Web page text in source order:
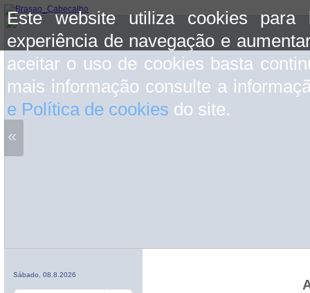
Este website utiliza cookies para
experiência de navegação e
aceitar o uso de cookies basta
mais informação consulte a
e Política de cookies do site.
«
Sábado, 08.8.2026